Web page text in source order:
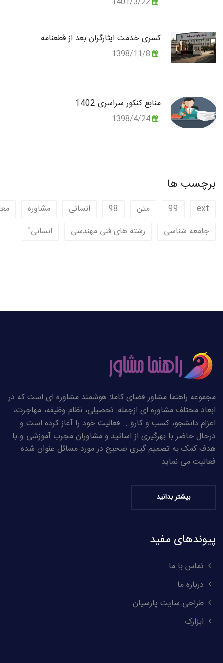
کسری خدمت ایثارگران بعد از قطعنامه
منابع کنکور سراسری 1402
برچسب ها
ext
99 متن 98 انسانی مشاوره
جامعه شناسی
رشته های فنی مهندسی انسانی"
مجموعه راهنما مشاور فضای کاملا هوشمند مشاوره ای است که در
ابعاد مختلف مشاوره ای ازجمله: تحصیلی، نظام وظیفه، مهاجرت،
اعزام دانشجو، کسب و کارو... فعالیت خود را آغاز کرده است.و
درحال حاضر با بهرگیری از اساتید و مشاوران مجرب آموزشی و با
هدف کمک به تصمیم گیری صحیح در مورد مسائل عنوان شده
فعالیت می نماید.
بیشتر بدانید
پیوندهای مفید
تماس با ما
درباره ما
طراحی سایت پارسیان
ابزارک